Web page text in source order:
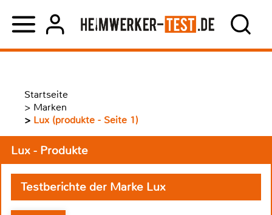
Startseite
> Marken
> Lux (produkte - Seite 1)
Lux - Produkte
Testberichte der Marke Lux